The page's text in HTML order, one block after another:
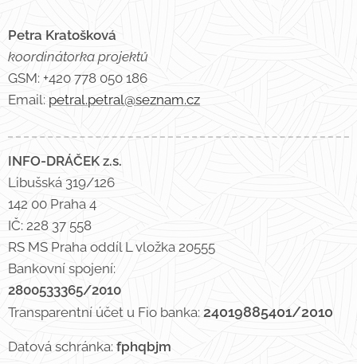
Petra Kratošková
koordinátorka projektů
GSM: +420 778 050 186
Email: petral.petral@seznam.cz
INFO-DRÁČEK z.s.
Libušská 319/126
142 00 Praha 4
IČ: 228 37 558
RS MS Praha oddíl L vložka 20555
Bankovní spojení:
2800533365/2010
Transparentní účet u Fio banka: 24019885401/2010
Datová schránka: fphqbjm